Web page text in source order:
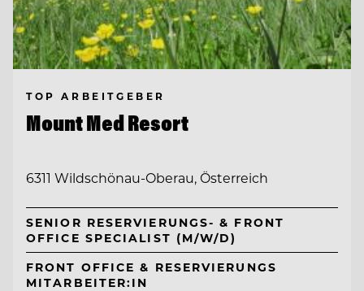
TOP ARBEITGEBER
Mount Med Resort
6311 Wildschönau-Oberau, Österreich
SENIOR RESERVIERUNGS- & FRONT
OFFICE SPECIALIST (M/W/D)
FRONT OFFICE & RESERVIERUNGS
MITARBEITER:IN